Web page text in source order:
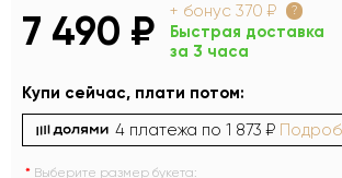
7 490 ₽ + бонус 370 ₽ ?
Быстрая доставка
за 3 часа
Купи сейчас, плати потом:
4 платежа по 1 873 ₽
Выберите размер букета: